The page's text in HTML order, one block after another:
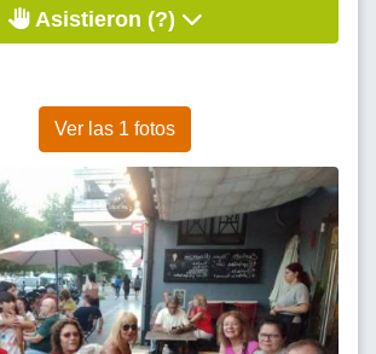
Asistieron (?)
Ver las 1 fotos